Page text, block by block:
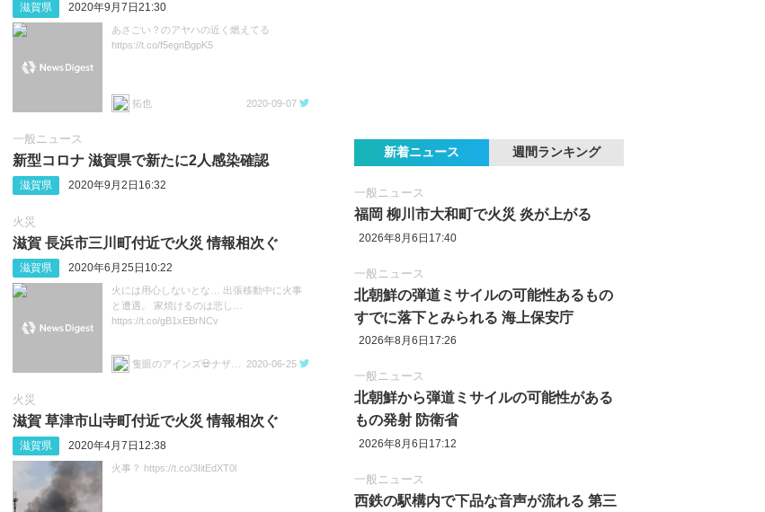
滋賀県 2020年9月7日21:30
あさごい？のアヤハの近く燃えてる
https://t.co/f5egnBgpK5
拓也 2020-09-07
一般ニュース
新型コロナ 滋賀県で新たに2人感染確認
滋賀県 2020年9月2日16:32
火災
滋賀 長浜市三川町付近で火災 情報相次ぐ
滋賀県 2020年6月25日10:22
火には用心しないとな… 出張移動中に火事
と遭遇。 家焼けるのは悲し…
https://t.co/gB1xEBrNCv
隻眼のアインズ💀ナザリック地下大墳墓💀 2020-06-25
火災
滋賀 草津市山寺町付近で火災 情報相次ぐ
滋賀県 2020年4月7日12:38
火事？ https://t.co/3IitEdXT0l
新着ニュース 週間ランキング
一般ニュース
福岡 柳川市大和町で火災 炎が上がる
2026年8月6日17:40
一般ニュース
北朝鮮の弾道ミサイルの可能性あるもの
すでに落下とみられる 海上保安庁
2026年8月6日17:26
一般ニュース
北朝鮮から弾道ミサイルの可能性がある
もの発射 防衛省
2026年8月6日17:12
一般ニュース
西鉄の駅構内で下品な音声が流れる 第三